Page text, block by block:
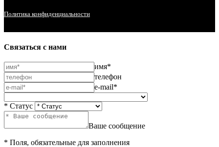
Политика конфиденциальности
Связаться с нами
имя*
телефон
e-mail*
* Статус
Ваше сообщение
* Поля, обязательные для заполнения